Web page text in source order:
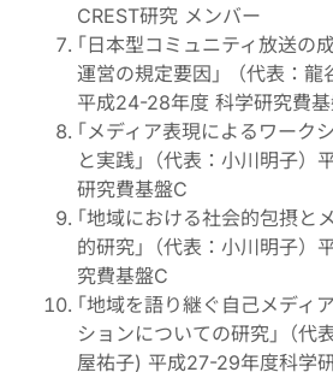
CREST研究 メンバー
｢日本型コミュニティ放送の
運営の規定要因｣ （代表：龍
平成24-28年度 科学研究費
｢メディア表現によるワーク
と実践｣（代表：小川明子）
研究費基盤C
｢地域における社会的包摂と
的研究｣（代表：小川明子）
究費基盤C
｢地域を語り継ぐ自己メディ
ションについての研究｣（代
屋祐子) 平成27-29年度科学